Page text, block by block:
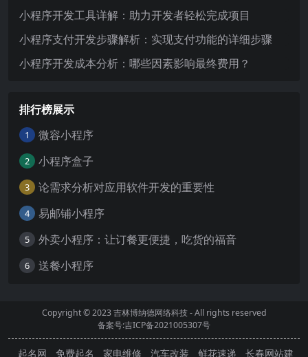
小程序开发工具详解：助力开发者轻松完成项目
小程序支付开发步骤解析：实现支付功能的详细步骤
小程序开发成本分析：哪些因素影响最终费用？
排行榜展示
1 微容小程序
2 小程序盒子
3 论需求分析对应用软件开发的重要性
4 易邮铺小程序
5 外卖小程序：让订餐更便捷，吃货的福音
6 送餐小程序
Copyright © 2023吉林博纳德网络科技- All rights reserved
备案号:吉ICP备2021005307号
起名网 免费起名 家电维修 汽车改装 鲜花速递 长春网站建